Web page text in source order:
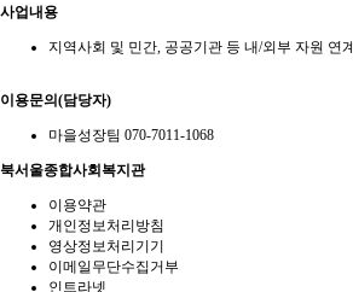
사업내용
지역사회 및 민간, 공공기관 등 내/외부 자원 연계
이용문의(담당자)
마을성장팀 070-7011-1068
북서울종합사회복지관
이용약관
개인정보처리방침
영상정보처리기기
이메일무단수집거부
인트라넷